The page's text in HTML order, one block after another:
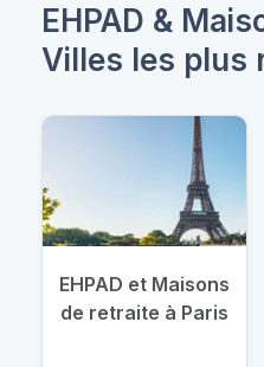
EHPAD &
Villes les plus
EHPAD et Maisons
de retraite à Paris